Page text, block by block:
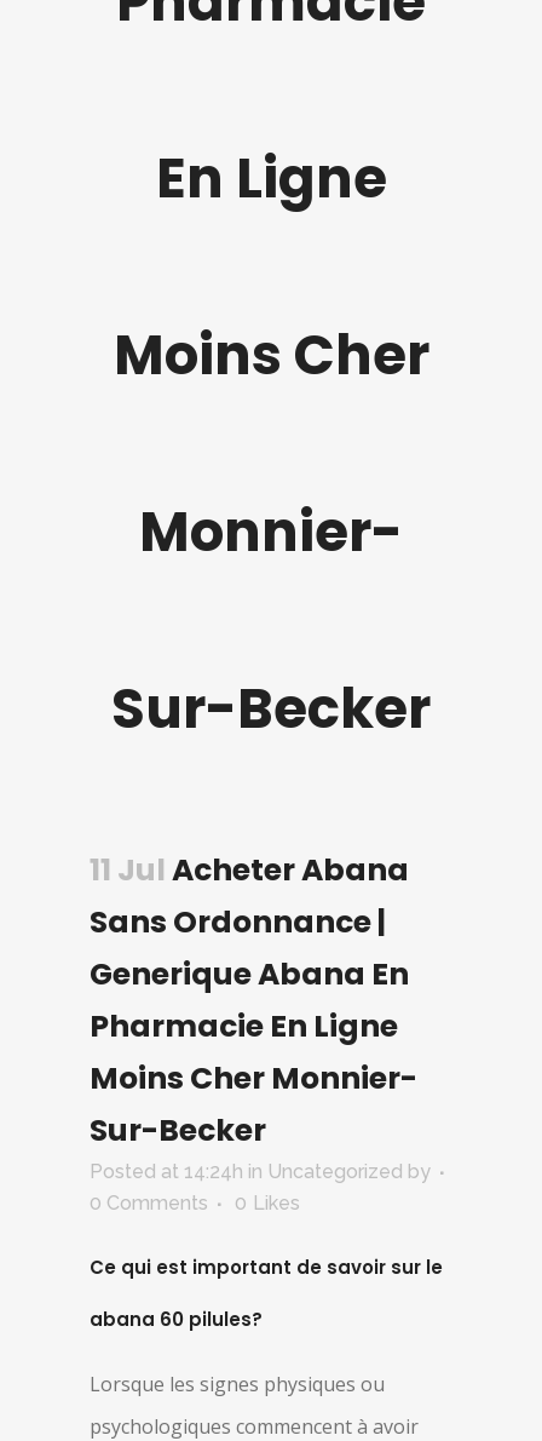
En Ligne
Moins Cher
Monnier-
Sur-Becker
11 Jul Acheter Abana
Sans Ordonnance |
Generique Abana En
Pharmacie En Ligne
Moins Cher Monnier-
Sur-Becker
Posted at 14:24h in Uncategorized by
0 Comments
0 Likes
Ce qui est important de savoir sur le
abana 60 pilules?
Lorsque les signes physiques ou
psychologiques commencent à avoir